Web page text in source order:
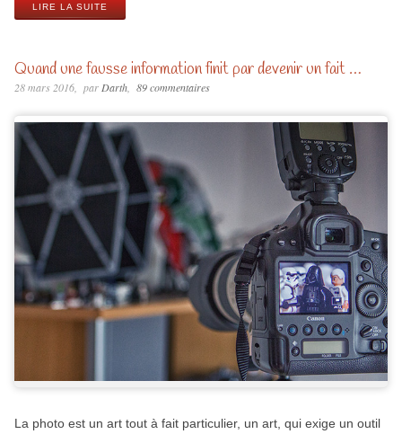
LIRE LA SUITE
Quand une fausse information finit par devenir un fait …
28 mars 2016 par Darth 89 commentaires
La photo est un art tout à fait particulier, un art, qui exige un outil